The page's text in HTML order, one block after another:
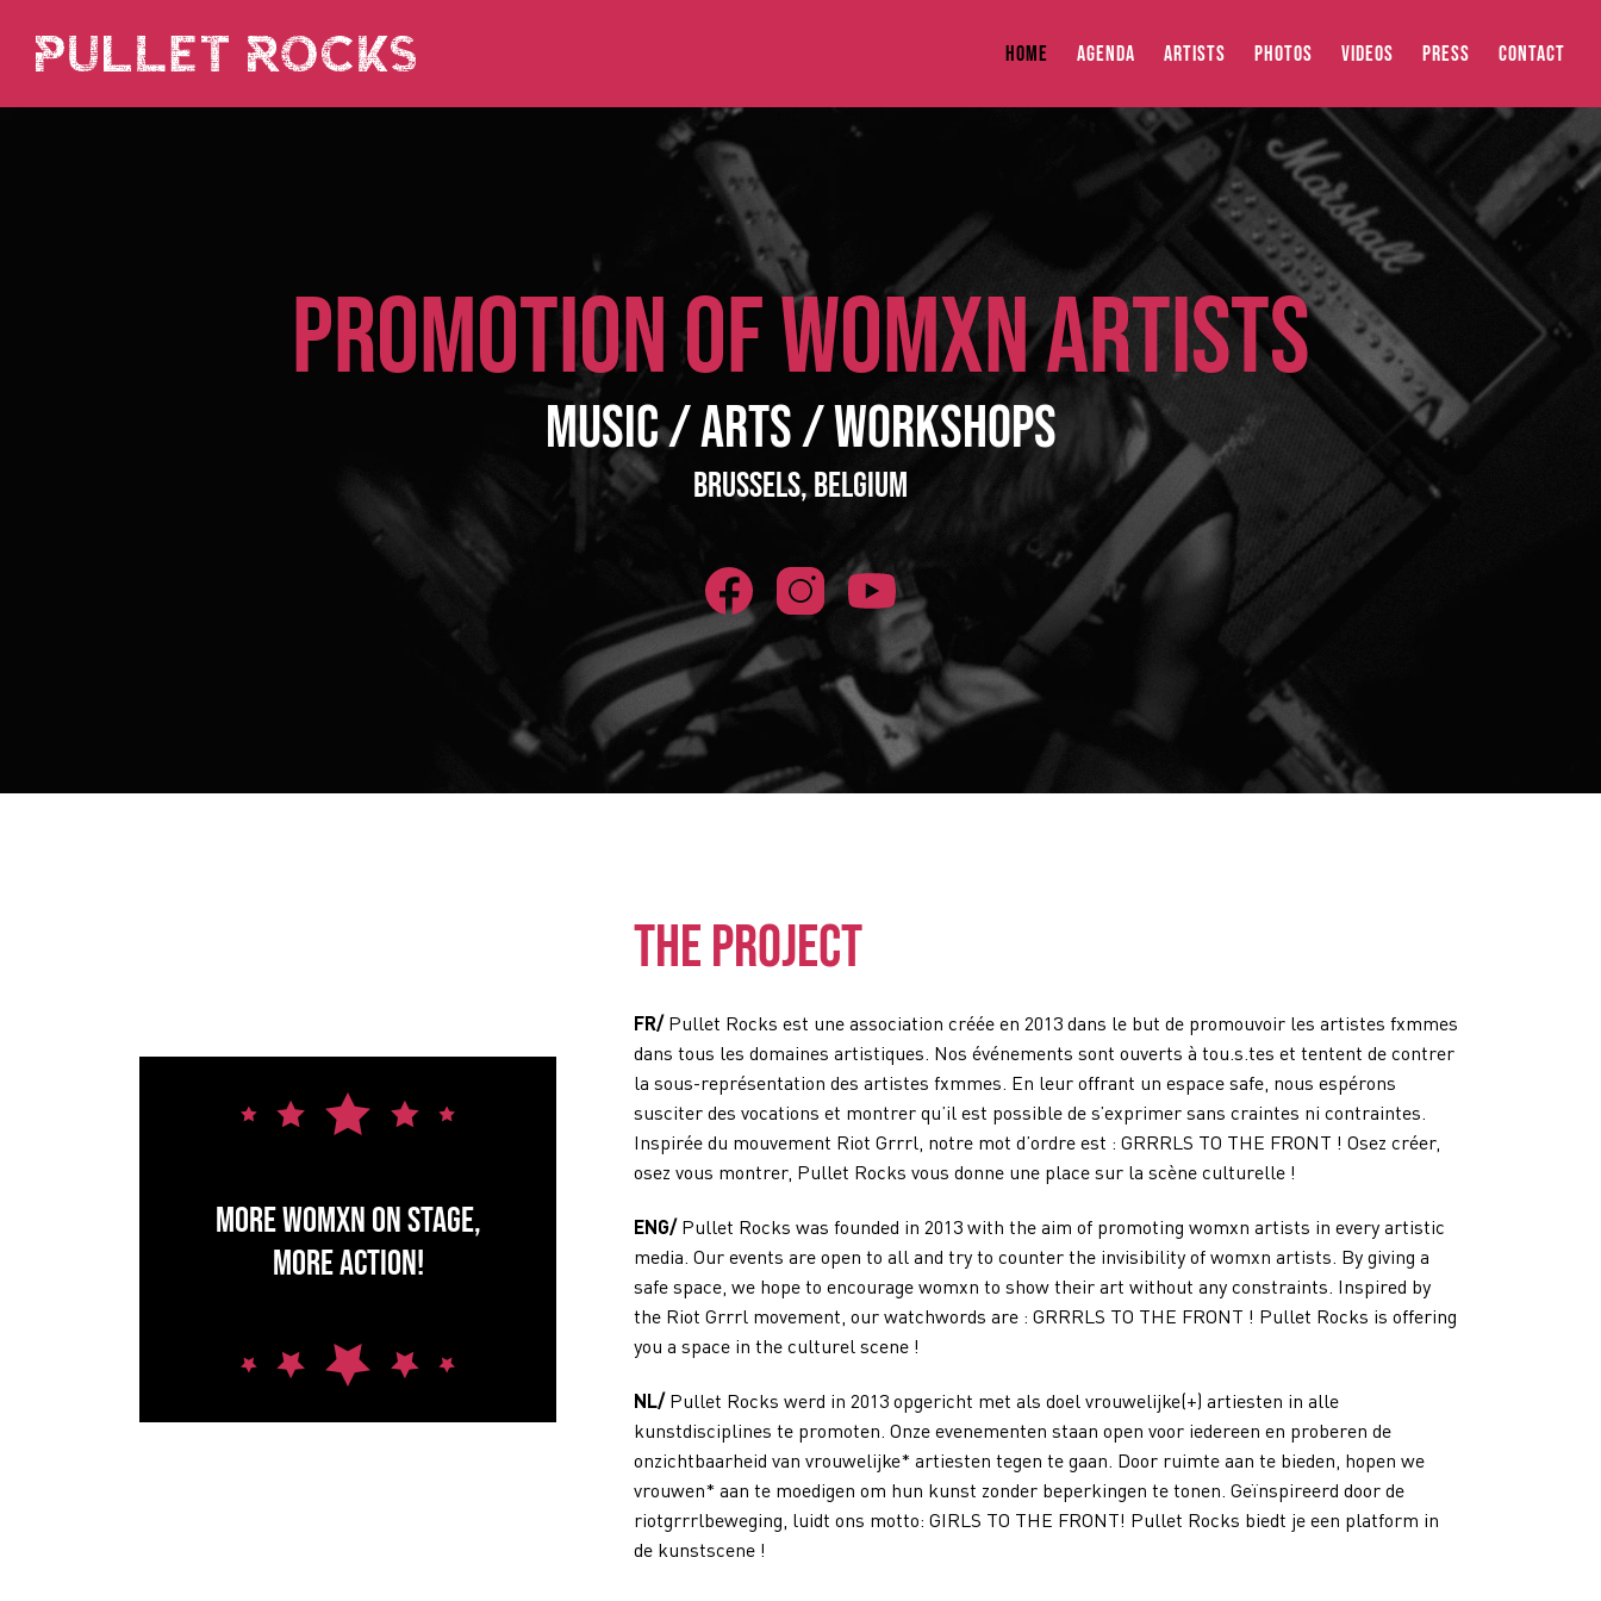
HOME AGENDA ARTISTS PHOTOS VIDEOS PRESS CONTACT
PROMOTION OF WOMXN ARTISTS
Music / Arts / Workshops
Brussels, Belgium
More Womxn on stage,
more action!
THE PROJECT
FR/Pullet Rocks est une association créée en 2013 dans le but de promouvoir les artistes fxmmes
dans tous les domaines artistiques. Nos événements sont ouverts à tou.s.tes et tentent de contrer
la sous-représentation des artistes fxmmes. En leur offrant un espace safe, nous espérons
susciter des vocations et montrer qu’il est possible de s’exprimer sans craintes ni contraintes.
Inspirée du mouvement Riot Grrrl, notre mot d’ordre est : GRRRLS TO THE FRONT ! Osez créer,
osez vous montrer, Pullet Rocks vous donne une place sur la scène culturelle !
ENG/Pullet Rocks was founded in 2013 with the aim of promoting womxn artists in every artistic
media. Our events are open to all and try to counter the invisibility of womxn artists. By giving a
safe space, we hope to encourage womxn to show their art without any constraints. Inspired by
the Riot Grrrl movement, our watchwords are : GRRRLS TO THE FRONT ! Pullet Rocks is offering
you a space in the culturel scene !
NL/Pullet Rocks werd in 2013 opgericht met als doel vrouwelijke(+) artiesten in alle
kunstdisciplines te promoten. Onze evenementen staan open voor iedereen en proberen de
onzichtbaarheid van vrouwelijke* artiesten tegen te gaan. Door ruimte aan te bieden, hopen we
vrouwen* aan te moedigen om hun kunst zonder beperkingen te tonen. Geïnspireerd door de
riotgrrrlbeweging, luidt ons motto: GIRLS TO THE FRONT! Pullet Rocks biedt je een platform in
de kunstscene !